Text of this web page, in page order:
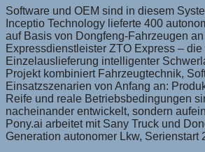
Software und OEM sind in diesem
Inceptio Technology lieferte 400
auf Basis von Dongfeng-Fahrzeugen
Expressdienstleister ZTO Express –
Einzelauslieferung intelligenter
Projekt kombiniert Fahrzeugtechnik,
Einsatzszenarien von Anfang an:
Reife und reale Betriebsbedingungen
nacheinander entwickelt, sondern
Pony.ai arbeitet mit Sany Truck und
Generation autonomer Lkw, Serienstart